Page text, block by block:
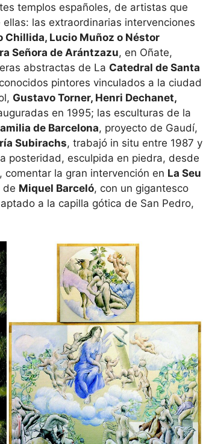
templos es­pañoles, de artistas que
las extraordinarias intervenciones
Chillida, Lucio Muñoz o Néstor
Señora de Arántzazu, en Oñate,
abstractas de La Catedral de Santa
pintores vinculados a la ciudad
Gusta­vo Torner, Henri Dechanet,
en 1995; las esculturas de la
de Barcelona, pro­yecto de Gaudí,
Subirachs, trabajó in situ entre 1987 y
posteridad, esculpida en piedra, desde
la gran intervención en La Seu
de Miquel Barceló, con un gigantesco
a la capilla gótica de San Pedro,